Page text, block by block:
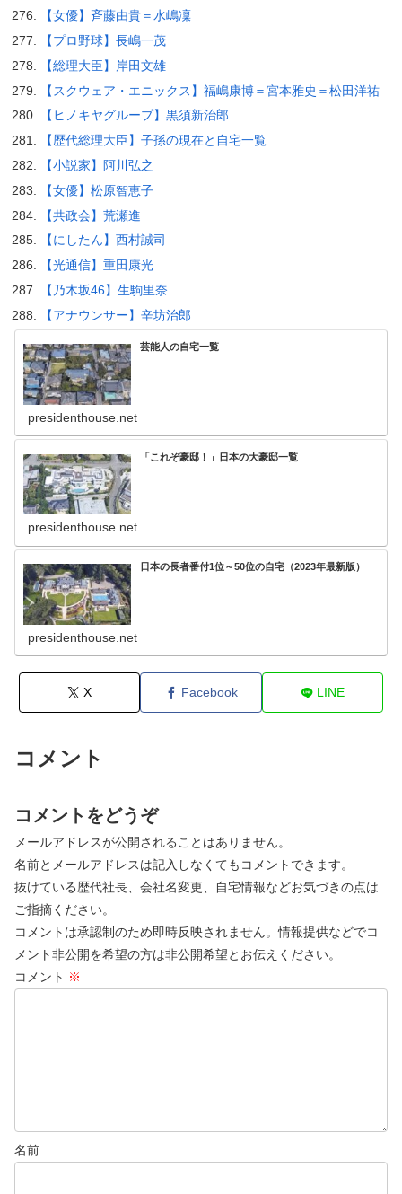
【女優】斉藤由貴＝水嶋凜
【プロ野球】長嶋一茂
【総理大臣】岸田文雄
【スクウェア・エニックス】福嶋康博＝宮本雅史＝松田洋祐
【ヒノキヤグループ】黒須新治郎
【歴代総理大臣】子孫の現在と自宅一覧
【小説家】阿川弘之
【女優】松原智恵子
【共政会】荒瀬進
【にしたん】西村誠司
【光通信】重田康光
【乃木坂46】生駒里奈
【アナウンサー】辛坊治郎
芸能人の自宅一覧
presidenthouse.net
「これぞ豪邸！」日本の大豪邸一覧
presidenthouse.net
日本の長者番付1位～50位の自宅（2023年最新版）
presidenthouse.net
X Facebook LINE
コメント
コメントをどうぞ
メールアドレスが公開されることはありません。
名前とメールアドレスは記入しなくてもコメントできます。
抜けている歴代社長、会社名変更、自宅情報などお気づきの点は
ご指摘ください。
コメントは承認制のため即時反映されません。情報提供などでコ
メント非公開を希望の方は非公開希望とお伝えください。
コメント ※
名前